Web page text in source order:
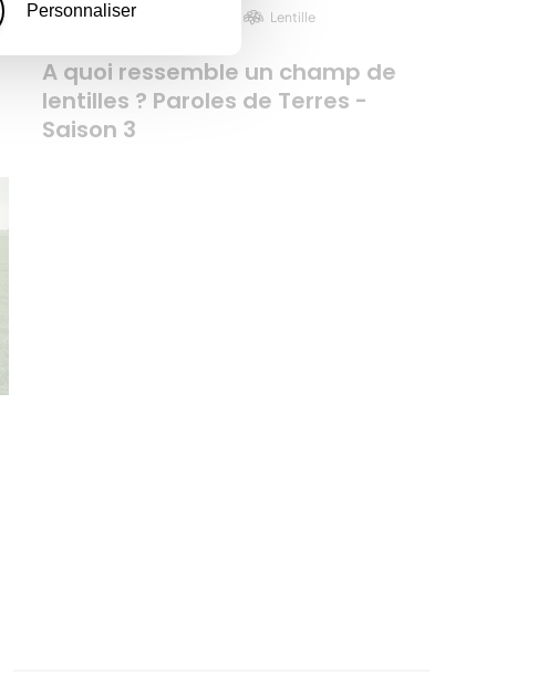
Personnaliser
SAISON 3 Lentille
A quoi ressemble un champ de
lentilles ? Paroles de Terres -
Saison 3